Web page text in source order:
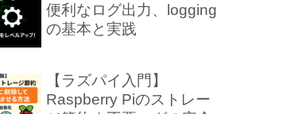
便利なログ出力、logging
の基本と実践
【ラズパイ入門】
Raspberry Piのストレー